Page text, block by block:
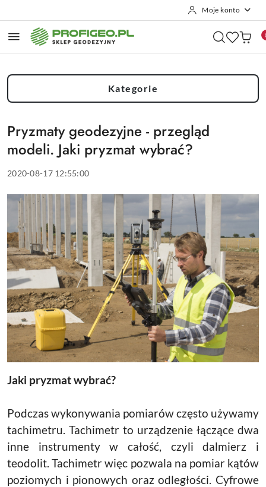
Moje konto
Kategorie
Pryzmaty geodezyjne - przegląd
modeli. Jaki pryzmat wybrać?
2020-08-17 12:55:00
Jaki pryzmat wybrać?
Podczas wykonywania pomiarów często używamy
tachimetru. Tachimetr to urządzenie łączące dwa
inne instrumenty w całość, czyli dalmierz i
teodolit. Tachimetr więc pozwala na pomiar kątów
poziomych i pionowych oraz odległości. Cyfrowe